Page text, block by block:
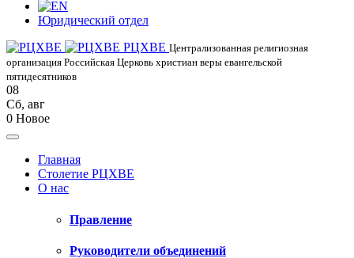
Юридический отдел
РЦХВЕ Централизованная религиозная
организация Российская Церковь христиан веры евангельской
пятидесятников
08
Сб, авг
0 Новое
Главная
Столетие РЦХВЕ
О нас
Правление
Руководители объединений